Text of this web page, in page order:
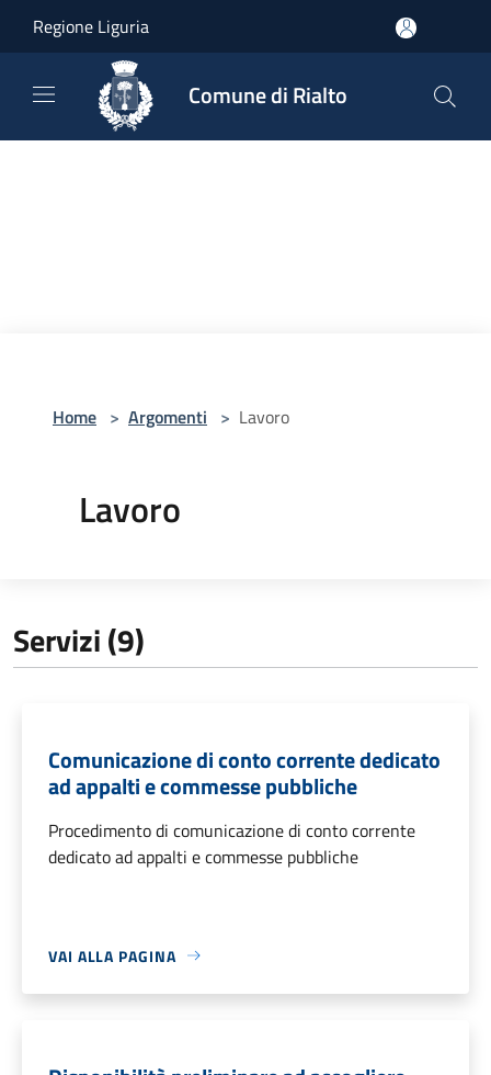
Regione Liguria
Comune di Rialto
Home > Argomenti > Lavoro
Lavoro
Servizi (9)
Comunicazione di conto corrente dedicato
ad appalti e commesse pubbliche
Procedimento di comunicazione di conto corrente
dedicato ad appalti e commesse pubbliche
VAI ALLA PAGINA